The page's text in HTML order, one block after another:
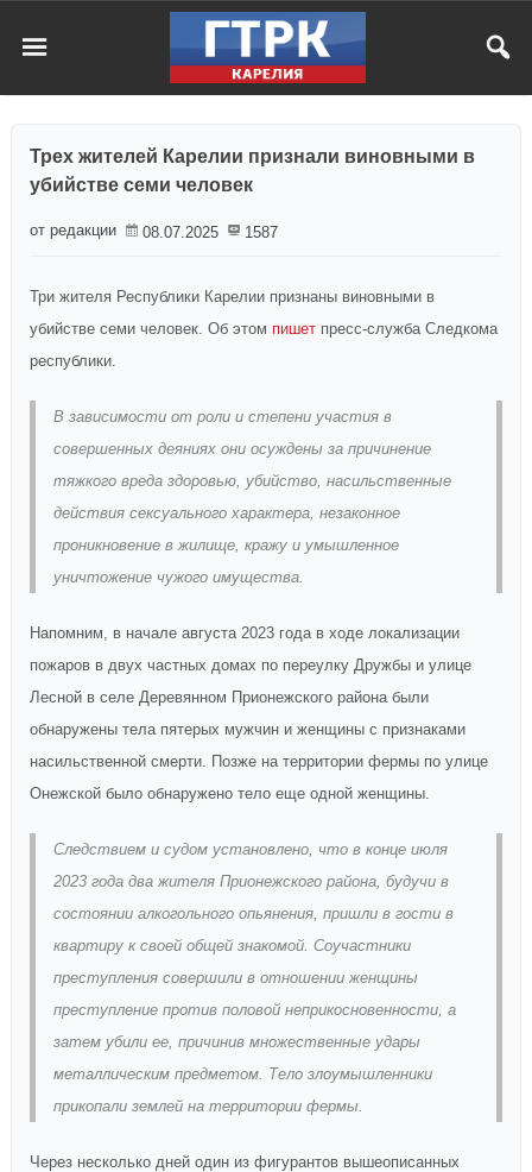
Трех жителей Карелии признали виновными в
убийстве семи человек
от редакции 08.07.2025 1587
Три жителя Республики Карелии признаны виновными в
убийстве семи человек. Об этом пишет пресс-служба Следкома
республики.
В зависимости от роли и степени участия в
совершенных деяниях они осуждены за причинение
тяжкого вреда здоровью, убийство, насильственные
действия сексуального характера, незаконное
проникновение в жилище, кражу и умышленное
уничтожение чужого имущества.
Напомним, в начале августа 2023 года в ходе локализации
пожаров в двух частных домах по переулку Дружбы и улице
Лесной в селе Деревянном Прионежского района были
обнаружены тела пятерых мужчин и женщины с признаками
насильственной смерти. Позже на территории фермы по улице
Онежской было обнаружено тело еще одной женщины.
Следствием и судом установлено, что в конце июля
2023 года два жителя Прионежского района, будучи в
состоянии алкогольного опьянения, пришли в гости в
квартиру к своей общей знакомой. Соучастники
преступления совершили в отношении женщины
преступление против половой неприкосновенности, а
затем убили ее, причинив множественные удары
металлическим предметом. Тело злоумышленники
прикопали землей на территории фермы.
Через несколько дней один из фигурантов вышеописанных